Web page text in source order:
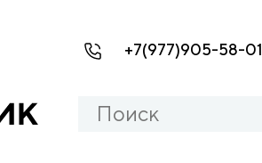
+7(977)905-58-01